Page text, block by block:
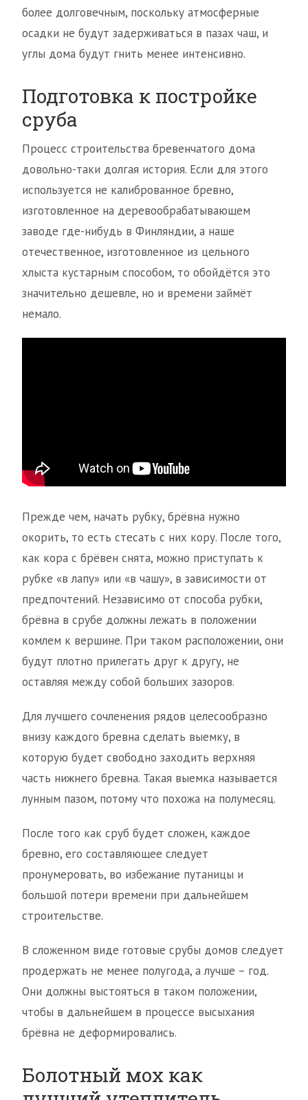
более долговечным, поскольку атмосферные
осадки не будут задерживаться в пазах чаш, и
углы дома будут гнить менее интенсивно.
Подготовка к постройке
сруба
Процесс строительства бревенчатого дома
довольно-таки долгая история. Если для этого
используется не калиброванное бревно,
изготовленное на деревообрабатывающем
заводе где-нибудь в Финляндии, а наше
отечественное, изготовленное из цельного
хлыста кустарным способом, то обойдётся это
значительно дешевле, но и времени займёт
немало.
Прежде чем, начать рубку, брёвна нужно
окорить, то есть стесать с них кору. После того,
как кора с брёвен снята, можно приступать к
рубке «в лапу» или «в чашу», в зависимости от
предпочтений. Независимо от способа рубки,
брёвна в срубе должны лежать в положении
комлем к вершине. При таком расположении, они
будут плотно прилегать друг к другу, не
оставляя между собой больших зазоров.
Для лучшего сочленения рядов целесообразно
внизу каждого бревна сделать выемку, в
которую будет свободно заходить верхняя
часть нижнего бревна. Такая выемка называется
лунным пазом, потому что похожа на полумесяц.
После того как сруб будет сложен, каждое
бревно, его составляющее следует
пронумеровать, во избежание путаницы и
большой потери времени при дальнейшем
строительстве.
В сложенном виде готовые срубы домов следует
продержать не менее полугода, а лучше – год.
Они должны выстояться в таком положении,
чтобы в дальнейшем в процессе высыхания
брёвна не деформировались.
Болотный мох как